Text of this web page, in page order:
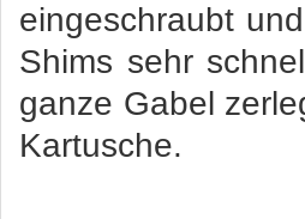
eingeschraubt
Shims sehr
ganze Gabel
Kartusche.